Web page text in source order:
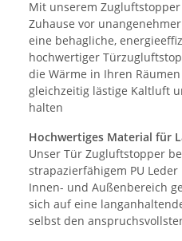
Mit unserem
Zuhause vor
eine behagliche,
hochwertiger
die Wärme in Ihren
gleichzeitig lästige Kaltluft
halten
Hochwertiges Material für
Unser Tür Zugluftstopper
strapazierfähigem PU
Innen- und Außenbereich
sich auf eine
selbst den